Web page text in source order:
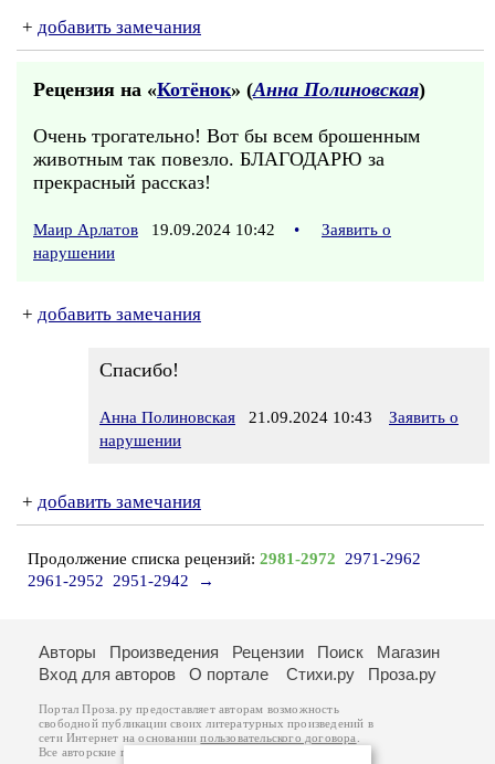
+ добавить замечания
Рецензия на «Котёнок» (Анна Полиновская)
Очень трогательно! Вот бы всем брошенным
животным так повезло. БЛАГОДАРЮ за
прекрасный рассказ!
Маир Арлатов 19.09.2024 10:42 •
Заявить о
нарушении
+ добавить замечания
Спасибо!
Анна Полиновская 21.09.2024 10:43
Заявить о
нарушении
+ добавить замечания
Продолжение списка рецензий: 2981-2972
2971-2962
2961-2952
2951-2942 →
Авторы Произведения Рецензии Поиск
Магазин
Вход для авторов
О портале Стихи.ру Проза.ру
Портал Проза.ру предоставляет авторам возможность
свободной публикации своих литературных произведений в
сети Интернет на основаниипользовательского договора
Все авторские права на произведения принадлежат авторам